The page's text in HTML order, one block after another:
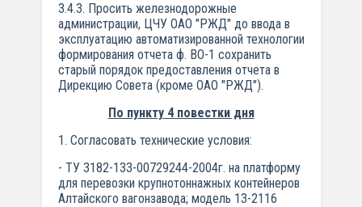
3.4.3. Просить железнодорожные
администрации, ЦЧУ ОАО "РЖД" до ввода в
эксплуатацию автоматизированной технологии
формирования отчета ф. ВО-1 сохранить
старый порядок предоставления отчета в
Дирекцию Совета (кроме ОАО "РЖД").
По пункту 4 повестки дня
1. Согласовать технические условия:
- ТУ 3182-133-00729244-2004г. на платформу
для перевозки крупнотоннажных контейнеров
Алтайского вагонзавода; модель 13-2116